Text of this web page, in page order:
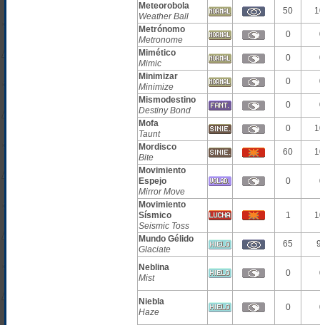
Meteorobola
Weather Ball
50
Metrónomo
Metronome
0
Mimético
Mimic
0
Minimizar
Minimize
0
Mismodestino
Destiny Bond
0
Mofa
Taunt
0
Mordisco
Bite
60
Movimiento
Espejo
Mirror Move
0
Movimiento
Sísmico
Seismic Toss
1
Mundo Gélido
Glaciate
65
Neblina
Mist
0
Niebla
Haze
0